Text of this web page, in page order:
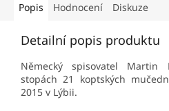
Popis Hodnocení Diskuze
Detailní popis produktu
Německý spisovatel
stopách 21 koptských
2015 v Lýbii.